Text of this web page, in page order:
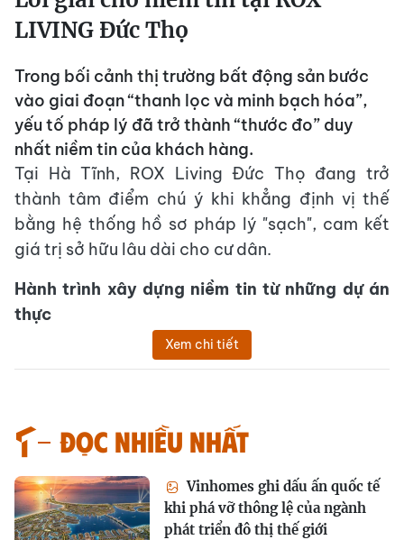
LIVING Đức Thọ
Trong bối cảnh thị trường bất động sản bước
vào giai đoạn “thanh lọc và minh bạch hóa”,
yếu tố pháp lý đã trở thành “thước đo” duy
nhất niềm tin của khách hàng.
Tại Hà Tĩnh, ROX Living Đức Thọ đang trở
thành tâm điểm chú ý khi khẳng định vị thế
bằng hệ thống hồ sơ pháp lý "sạch", cam kết
giá trị sở hữu lâu dài cho cư dân.
Hành trình xây dựng niềm tin từ những dự án
thực
Xem chi tiết
Đọc nhiều nhất
Vinhomes ghi dấu ấn quốc tế
khi phá vỡ thông lệ của ngành
phát triển đô thị thế giới